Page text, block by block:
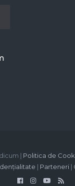
| Politica de
| Parteneri |